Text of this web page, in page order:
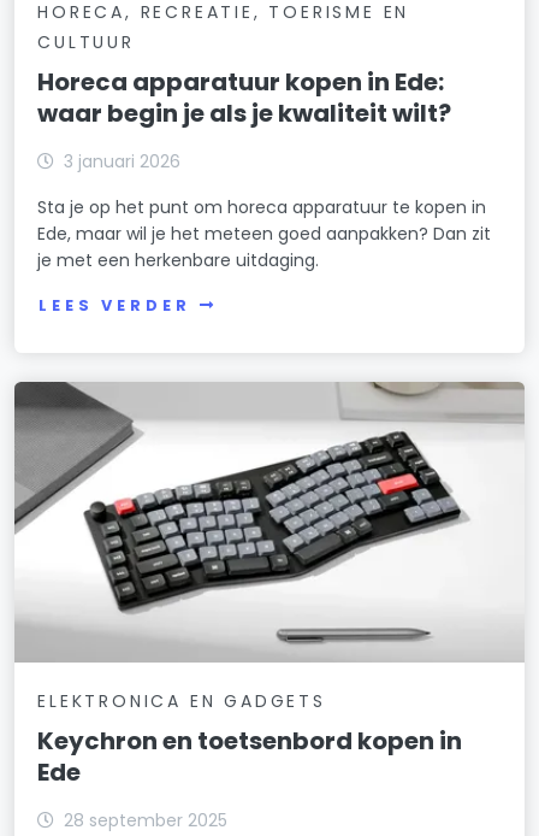
HORECA, RECREATIE, TOERISME EN
CULTUUR
Horeca apparatuur kopen in Ede:
waar begin je als je kwaliteit wilt?
3 januari 2026
Sta je op het punt om horeca apparatuur te kopen in
Ede, maar wil je het meteen goed aanpakken? Dan zit
je met een herkenbare uitdaging.
LEES VERDER
ELEKTRONICA EN GADGETS
Keychron en toetsenbord kopen in
Ede
28 september 2025